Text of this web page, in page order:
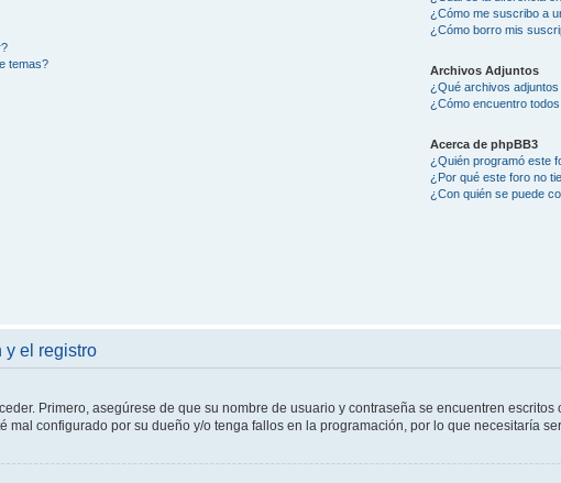
temas?
¿Cómo me suscribo a
¿Cómo borro mis
Archivos Adjuntos
¿Qué archivos
¿Cómo encuentro
Acerca de phpBB3
¿Quién programó este
¿Por qué este foro no
¿Con quién se puede
y el registro
Primero, asegúrese de que su nombre de usuario y contraseña se encuentren
mal configurado por su dueño y/o tenga fallos en la programación, por lo que necesitaría